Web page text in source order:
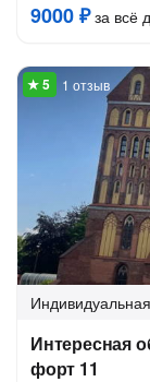
9000 ₽за всё
1 отзыв
Индивидуальная
Интересная
форт 11